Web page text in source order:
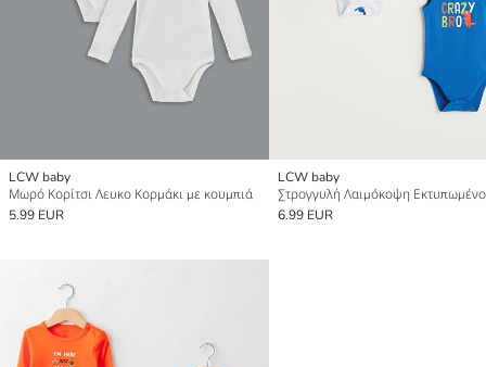
LCW baby
Μωρό Κορίτσι Λευκο Κορμάκι με κουμπιά
5.99 EUR
LCW baby
6.99 EUR